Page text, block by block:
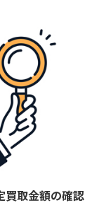
買取金額の確認